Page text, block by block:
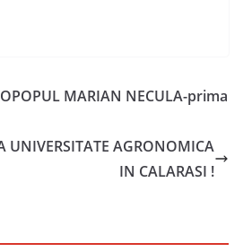
MARIAN NECULA-prima
UNIVERSITATE AGRONOMICA
IN CALARASI !